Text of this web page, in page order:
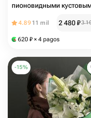
пионовидными
4.89 11 mil 2 480₽3
620 ₽ × 4 pagos
-15%